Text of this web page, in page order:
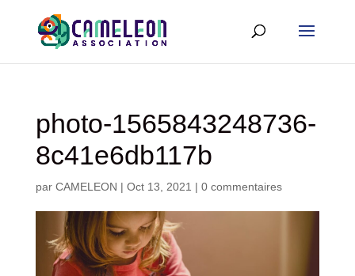
photo-1565843248736-
8c41e6db117b
par CAMELEON | Oct 13, 2021 | 0 commentaires